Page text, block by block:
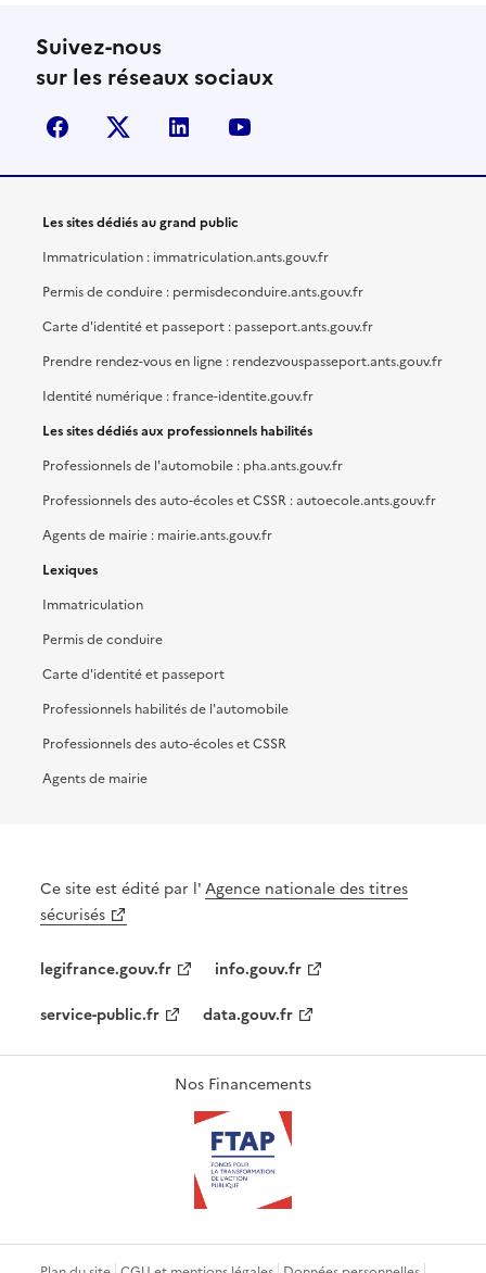
Suivez-nous
sur les réseaux sociaux
facebook X (anciennement Twitter)
linkedin
Les sites dédiés au grand public
Immatriculation : immatriculation.ants.gouv.fr
Permis de conduire : permisdeconduire.ants.gouv.fr
Carte d'identité et passeport : passeport.ants.gouv.fr
Prendre rendez-vous en ligne : rendezvouspasseport.ants.gouv.fr
Identité numérique : france-identite.gouv.fr
Les sites dédiés aux professionnels habilités
Professionnels de l'automobile : pha.ants.gouv.fr
Professionnels des auto-écoles et CSSR : autoecole.ants.gouv.fr
Agents de mairie : mairie.ants.gouv.fr
Lexiques
Immatriculation
Permis de conduire
Carte d'identité et passeport
Professionnels habilités de l'automobile
Professionnels des auto-écoles et CSSR
Agents de mairie
Ce site est édité par l'Agence nationale des titres
sécurisés
legifrance.gouv.fr
info.gouv.fr
service-public.fr
data.gouv.fr
Nos Financements